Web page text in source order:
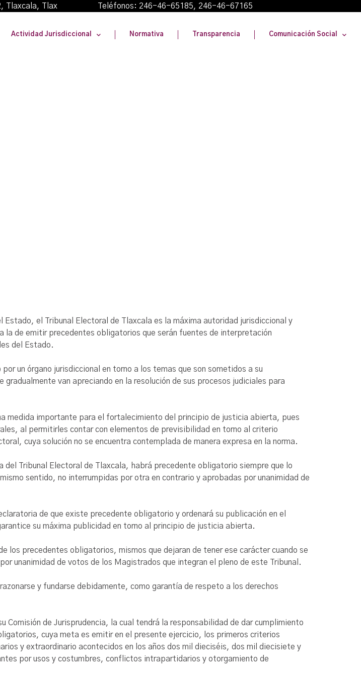
Tlaxcala, Tlax Teléfonos: 246-46-65185, 246-46-67165
Actividad Jurisdiccional Normativa Transparencia Comunicación Social
el Tribunal Electoral de Tlaxcala es la máxima autoridad jurisdiccional y
la de emitir precedentes obligatorios que serán fuentes de interpretación
del Estado.
un órgano jurisdiccional en torno a los temas que son sometidos a su
van apreciando en la resolución de sus procesos judiciales para
medida importante para el fortalecimiento del principio de justicia abierta, pues
al permitirles contar con elementos de previsibilidad en torno al criterio
cuya solución no se encuentra contemplada de manera expresa en la norma.
Tribunal Electoral de Tlaxcala, habrá precedente obligatorio siempre que lo
sentido, no interrumpidas por otra en contrario y aprobadas por unanimidad de
de que existe precedente obligatorio y ordenará su publicación en el
su máxima publicidad en torno al principio de justicia abierta.
los precedentes obligatorios, mismos que dejaran de tener ese carácter cuando se
unanimidad de votos de los Magistrados que integran el pleno de este Tribunal.
y fundarse debidamente, como garantía de respeto a los derechos
Comisión de Jurisprudencia, la cual tendrá la responsabilidad de dar cumplimiento
cuya meta es emitir en el presente ejercicio, los primeros criterios
y extraordinario acontecidos en los años dos mil dieciséis, dos mil diecisiete y
por usos y costumbres, conflictos intrapartidarios y otorgamiento de